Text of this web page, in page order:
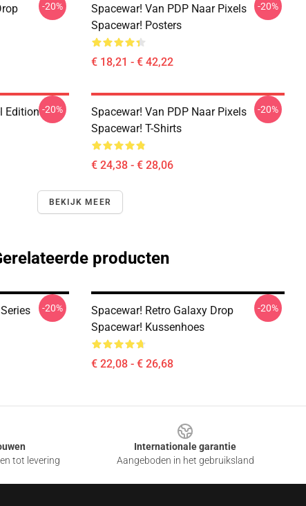
-20%
Spacewar! Van PDP Naar Pixels
Spacewar! Posters
€ 18,21 - € 42,22
-20%
Edition -20%
Spacewar! Van PDP Naar Pixels
Spacewar! T-Shirts
€ 24,38 - € 28,06
-20%
BEKIJK MEER
producten
-20%
Spacewar! Retro Galaxy Drop
Spacewar! Kussenhoes
€ 22,08 - € 26,68
-20%
tot levering
Internationale garantie
Aangeboden in het gebruiksland